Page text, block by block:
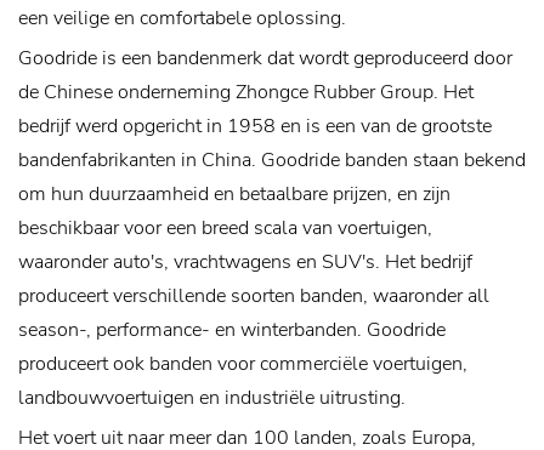
een veilige en comfortabele oplossing.
Goodride is een bandenmerk dat wordt geproduceerd door
de Chinese onderneming Zhongce Rubber Group. Het
bedrijf werd opgericht in 1958 en is een van de grootste
bandenfabrikanten in China. Goodride banden staan bekend
om hun duurzaamheid en betaalbare prijzen, en zijn
beschikbaar voor een breed scala van voertuigen,
waaronder auto's, vrachtwagens en SUV's. Het bedrijf
produceert verschillende soorten banden, waaronder all
season-, performance- en winterbanden. Goodride
produceert ook banden voor commerciële voertuigen,
landbouwvoertuigen en industriële uitrusting.
Het voert uit naar meer dan 100 landen, zoals Europa,